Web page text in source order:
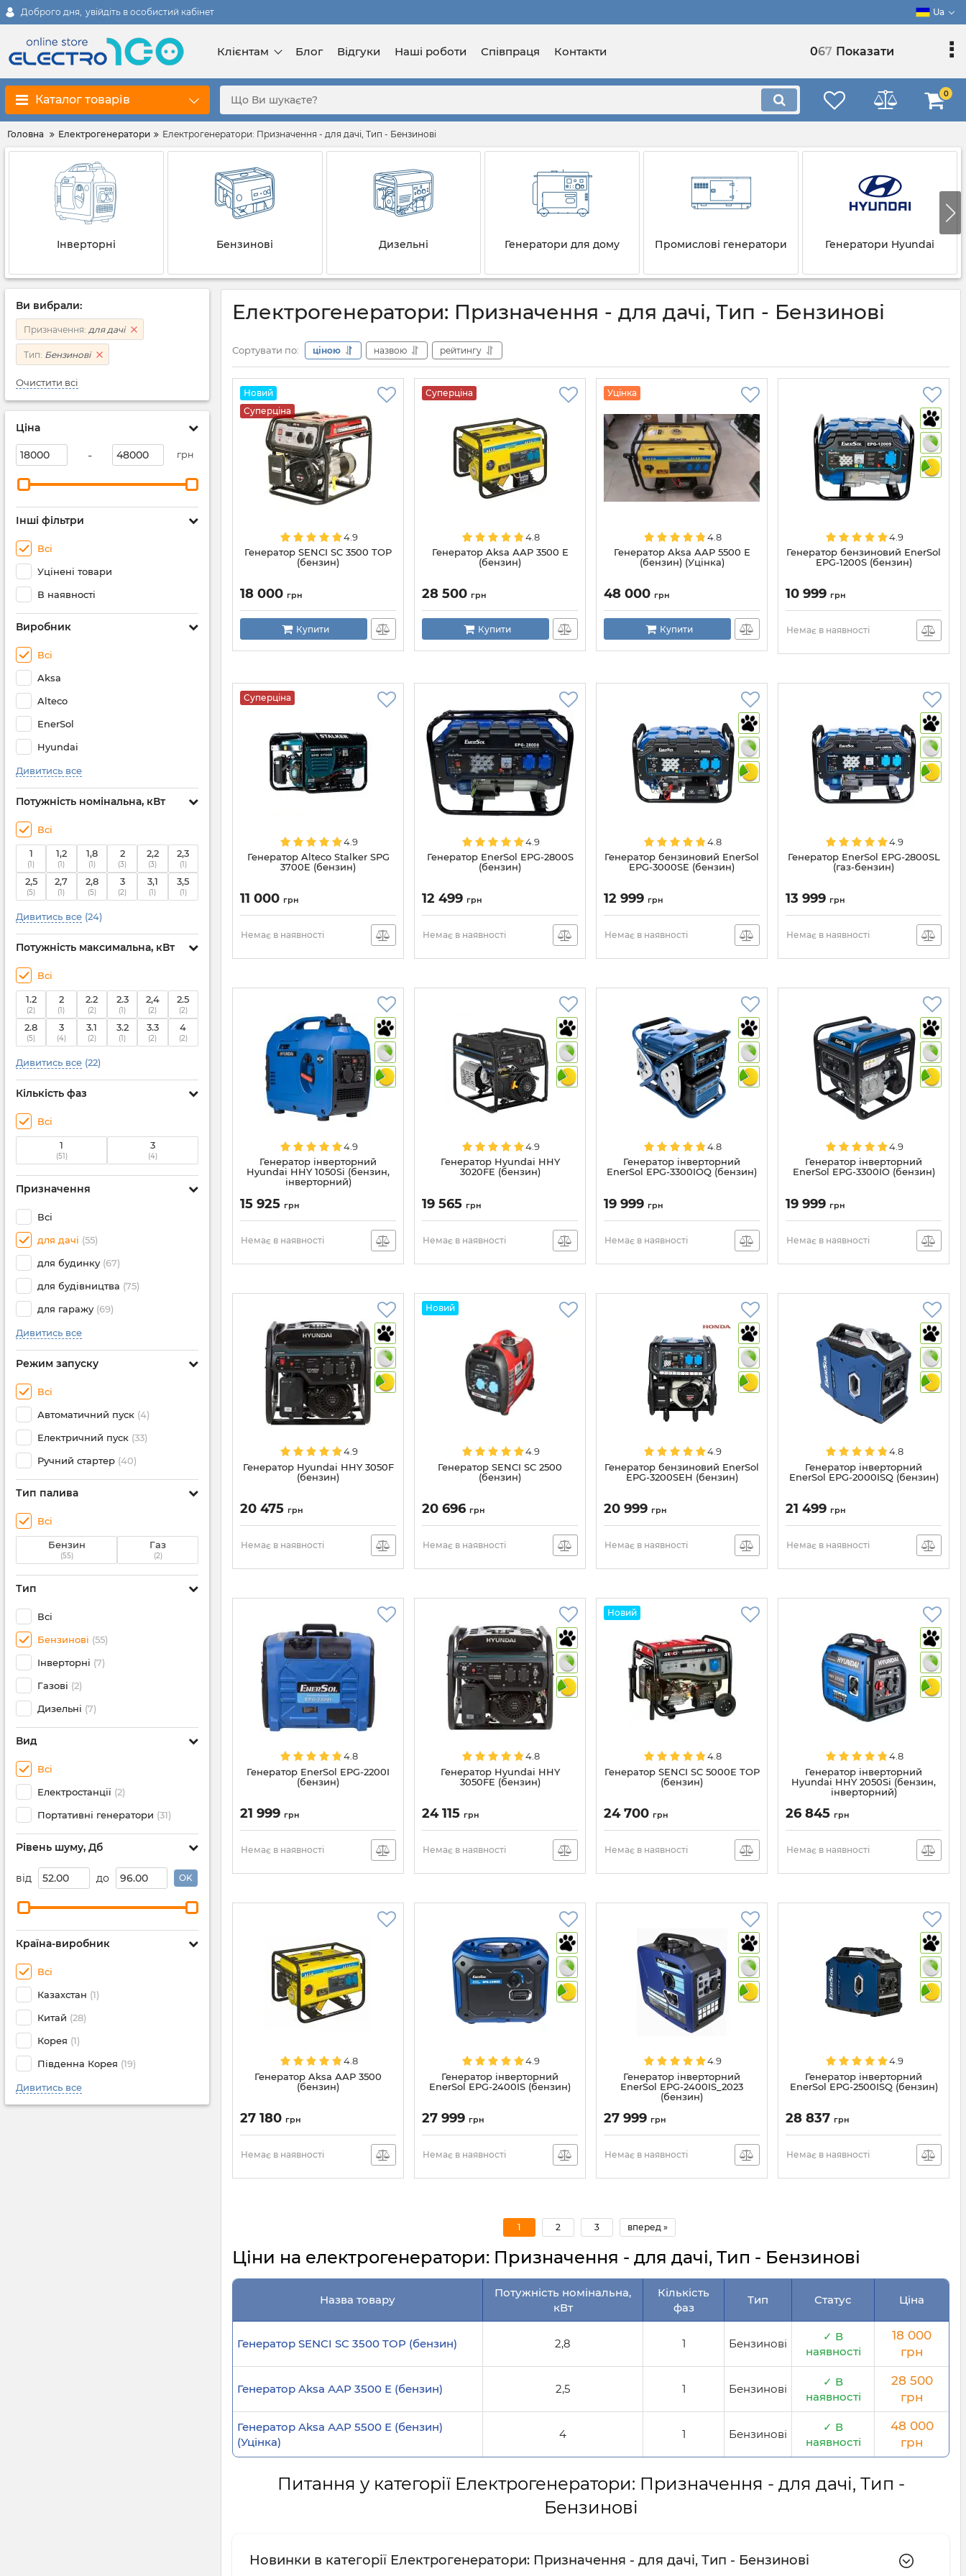
Доброго дня, увійдіть в особистий кабінет Ua
Клієнтам Блог Відгуки Наші роботи Співпраця Контакти 067 Показати
Каталог товарів 0
Головна Електрогенератори Електрогенератори: Призначення - для дачі, Тип - Бензинові
Інверторні Бензинові Дизельні Генератори для дому Промислові генератори Генератори Hyundai
Ви вибрали:
Призначення: для дачі
Тип: Бензинові
Очистити всі
Ціна
- грн
Інші фільтри
Всі
Уцінені товари
В наявності
Виробник
Всі
Aksa
Alteco
EnerSol
Hyundai
Дивитись все
Потужність номінальна, кВт
Всі
1
(1)
1,2
(1)
1,8
(1)
2
(3)
2,2
(3)
2,3
(1)
2,5
(5)
2,7
(1)
2,8
(5)
3
(2)
3,1
(1)
3,5
(1)
Дивитись все (24)
Потужність максимальна, кВт
Всі
1.2
(2)
2
(1)
2.2
(2)
2.3
(1)
2,4
(2)
2.5
(2)
2.8
(5)
3
(4)
3.1
(2)
3.2
(1)
3.3
(2)
4
(2)
Дивитись все (22)
Кількість фаз
Всі
1
(51)
3
(4)
Призначення
Всі
для дачі (55)
для будинку (67)
для будівництва (75)
для гаражу (69)
Дивитись все
Режим запуску
Всі
Автоматичний пуск (4)
Електричний пуск (33)
Ручний стартер (40)
Тип палива
Всі
Бензин
(55)
Газ
(2)
Тип
Всі
Бензинові (55)
Інверторні (7)
Газові (2)
Дизельні (7)
Вид
Всі
Електростанції (2)
Портативні генератори (31)
Рівень шуму, Дб
від до OK
Країна-виробник
Всі
Казахстан (1)
Китай (28)
Корея (1)
Південна Корея (19)
Дивитись все
Електрогенератори: Призначення - для дачі, Тип - Бензинові
Сортувати по: ціною назвою рейтингу
Новий
Суперціна
4.9
Генератор SENCI SC 3500 TOP
(бензин)
18 000 грн
Купити
Суперціна
4.8
Генератор Aksa ААР 3500 Е
(бензин)
28 500 грн
Купити
Уцінка
4.8
Генератор Aksa ААР 5500 Е
(бензин) (Уцінка)
48 000 грн
Купити
4.9
Генератор бензиновий EnerSol
EPG-1200S (бензин)
10 999 грн
Немає в наявності
Суперціна
4.9
Генератор Alteco Stalker SPG
3700E (бензин)
11 000 грн
Немає в наявності
4.9
Генератор EnerSol EPG-2800S
(бензин)
12 499 грн
Немає в наявності
4.8
Генератор бензиновий EnerSol
EPG-3000SE (бензин)
12 999 грн
Немає в наявності
4.9
Генератор EnerSol EPG-2800SL
(газ-бензин)
13 999 грн
Немає в наявності
4.9
Генератор інверторний
Hyundai HHY 1050Si (бензин,
інверторний)
15 925 грн
Немає в наявності
4.9
Генератор Hyundai HHY
3020FE (бензин)
19 565 грн
Немає в наявності
4.8
Генератор інверторний
EnerSol EPG-3300IOQ (бензин)
19 999 грн
Немає в наявності
4.9
Генератор інверторний
EnerSol EPG-3300IO (бензин)
19 999 грн
Немає в наявності
4.9
Генератор Hyundai HHY 3050F
(бензин)
20 475 грн
Немає в наявності
Новий
4.9
Генератор SENCI SC 2500
(бензин)
20 696 грн
Немає в наявності
4.9
Генератор бензиновий EnerSol
EPG-3200SEH (бензин)
20 999 грн
Немає в наявності
4.8
Генератор інверторний
EnerSol EPG-2000ISQ (бензин)
21 499 грн
Немає в наявності
4.8
Генератор EnerSol EPG-2200I
(бензин)
21 999 грн
Немає в наявності
4.8
Генератор Hyundai HHY
3050FE (бензин)
24 115 грн
Немає в наявності
Новий
4.8
Генератор SENCI SC 5000E TOP
(бензин)
24 700 грн
Немає в наявності
4.8
Генератор інверторний
Hyundai HHY 2050Si (бензин,
інверторний)
26 845 грн
Немає в наявності
4.8
Генератор Aksa ААР 3500
(бензин)
27 180 грн
Немає в наявності
4.9
Генератор інверторний
EnerSol EPG-2400IS (бензин)
27 999 грн
Немає в наявності
4.9
Генератор інверторний
EnerSol EPG-2400IS_2023
(бензин)
27 999 грн
Немає в наявності
4.9
Генератор інверторний
EnerSol EPG-2500ISQ (бензин)
28 837 грн
Немає в наявності
1 2 3 вперед »
Ціни на електрогенератори: Призначення - для дачі, Тип - Бензинові
Назва товару
Потужність номінальна,
кВт
Кількість
фаз
Тип Статус Ціна
Генератор SENCI SC 3500 TOP (бензин) 2,8 1 Бензинові
✓ В
наявності
18 000
грн
Генератор Aksa ААР 3500 Е (бензин) 2,5 1 Бензинові
✓ В
наявності
28 500
грн
Генератор Aksa ААР 5500 Е (бензин)
(Уцінка)
4 1 Бензинові
✓ В
наявності
48 000
грн
Питання у категорії Електрогенератори: Призначення - для дачі, Тип -
Бензинові
Новинки в категорії Електрогенератори: Призначення - для дачі, Тип - Бензинові